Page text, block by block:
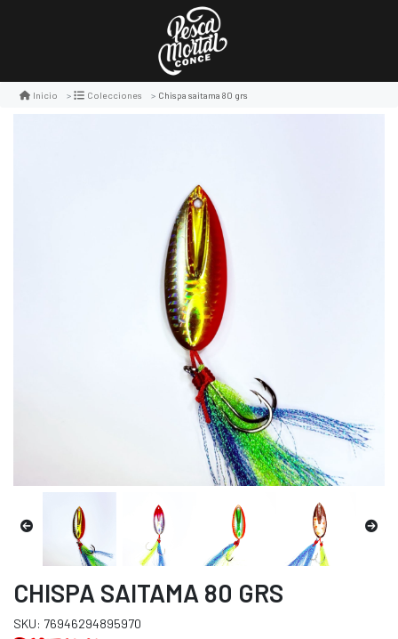
Inicio Colecciones Chispa saitama 80 grs
CHISPA SAITAMA 80 GRS
SKU: 76946294895970